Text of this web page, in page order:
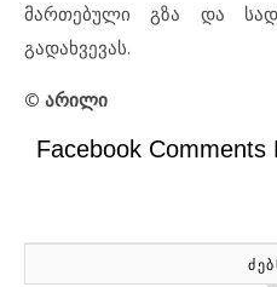
მართებული გზა და
გადახვევას.
© არილი
Facebook Comments